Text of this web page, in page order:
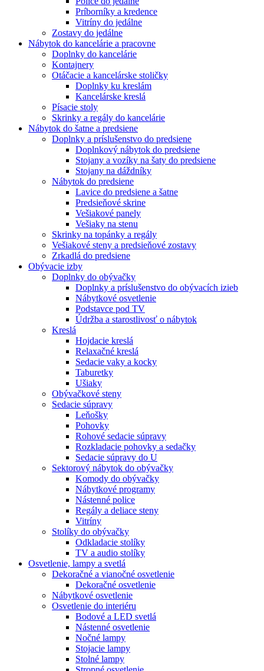
Príborníky a kredence
Vitríny do jedálne
Zostavy do jedálne
Nábytok do kancelárie a pracovne
Doplnky do kancelárie
Kontajnery
Otáčacie a kancelárske stoličky
Doplnky ku kreslám
Kancelárske kreslá
Písacie stoly
Skrinky a regály do kancelárie
Nábytok do šatne a predsiene
Doplnky a príslušenstvo do predsiene
Doplnkový nábytok do predsiene
Stojany a vozíky na šaty do predsiene
Stojany na dáždníky
Nábytok do predsiene
Lavice do predsiene a šatne
Predsieňové skrine
Vešiakové panely
Vešiaky na stenu
Skrinky na topánky a regály
Vešiakové steny a predsieňové zostavy
Zrkadlá do predsiene
Obývacie izby
Doplnky do obývačky
Doplnky a príslušenstvo do obývacích izieb
Nábytkové osvetlenie
Podstavce pod TV
Údržba a starostlivosť o nábytok
Kreslá
Hojdacie kreslá
Relaxačné kreslá
Sedacie vaky a kocky
Taburetky
Ušiaky
Obývačkové steny
Sedacie súpravy
Leňošky
Pohovky
Rohové sedacie súpravy
Rozkladacie pohovky a sedačky
Sedacie súpravy do U
Sektorový nábytok do obývačky
Komody do obývačky
Nábytkové programy
Nástenné police
Regály a deliace steny
Vitríny
Stolíky do obývačky
Odkladacie stolíky
TV a audio stolíky
Osvetlenie, lampy a svetlá
Dekoračné a vianočné osvetlenie
Dekoračné osvetlenie
Nábytkové osvetlenie
Osvetlenie do interiéru
Bodové a LED svetlá
Nástenné osvetlenie
Nočné lampy
Stojacie lampy
Stolné lampy